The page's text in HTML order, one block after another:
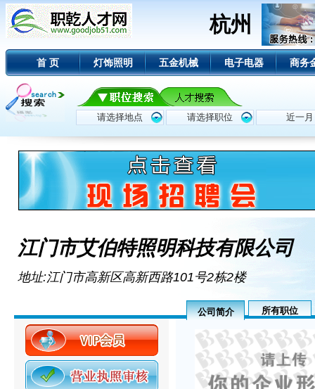
杭州
首 页 灯饰照明 五金机械 电子电器 商务
江门市艾伯特照明科技有限公司
地址:江门市高新区高新西路101号2栋2楼
公司简介 所有职位